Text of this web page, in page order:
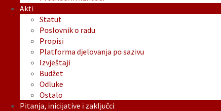
Akti
Statut
Poslovnik o radu
Propisi
Platforma djelovanja po sazivu
Izvještaji
Budžet
Odluke
Ostalo
Pitanja, inicijative i zaključci